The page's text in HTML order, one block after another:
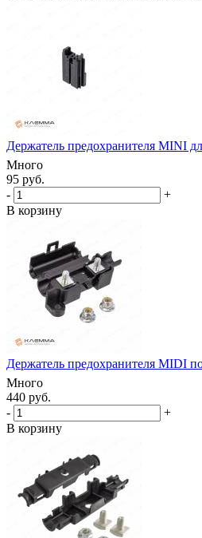
Держатель предохранителя MINI
Много
95 руб.
-
+
В корзину
Держатель предохранителя MIDI
Много
440 руб.
-
+
В корзину